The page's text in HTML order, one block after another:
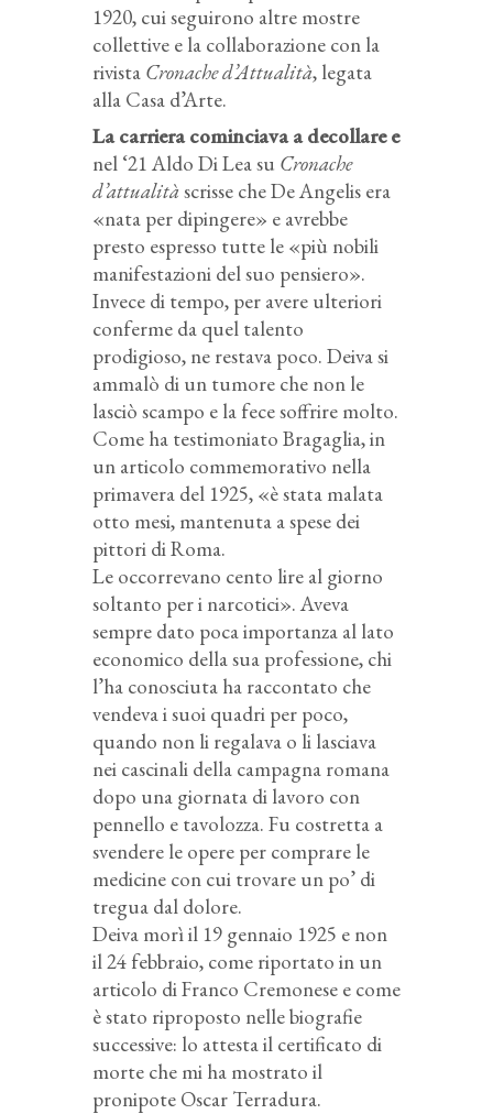
1920, cui seguirono altre mostre
collettive e la collaborazione con la
rivista Cronache d’Attualità, legata
alla Casa d’Arte.
La carriera cominciava a decollare e
nel ‘21 Aldo Di Lea su Cronache
d’attualitàscrisse che De Angelis era
«nata per dipingere» e avrebbe
presto espresso tutte le «più nobili
manifestazioni del suo pensiero».
Invece di tempo, per avere ulteriori
conferme da quel talento
prodigioso, ne restava poco. Deiva si
ammalò di un tumore che non le
lasciò scampo e la fece soffrire molto.
Come ha testimoniato Bragaglia, in
un articolo commemorativo nella
primavera del 1925, «è stata malata
otto mesi, mantenuta a spese dei
pittori di Roma.
Le occorrevano cento lire al giorno
soltanto per i narcotici». Aveva
sempre dato poca importanza al lato
economico della sua professione, chi
l’ha conosciuta ha raccontato che
vendeva i suoi quadri per poco,
quando non li regalava o li lasciava
nei cascinali della campagna romana
dopo una giornata di lavoro con
pennello e tavolozza. Fu costretta a
svendere le opere per comprare le
medicine con cui trovare un po’ di
tregua dal dolore.
Deiva morì il 19 gennaio 1925 e non
il 24 febbraio, come riportato in un
articolo di Franco Cremonese e come
è stato riproposto nelle biografie
successive: lo attesta il certificato di
morte che mi ha mostrato il
pronipote Oscar Terradura.